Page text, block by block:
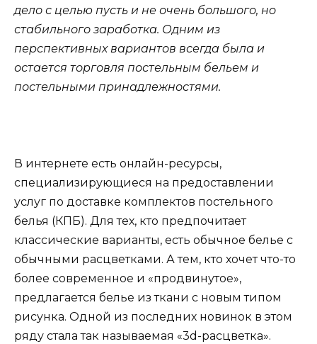
дело с целью пусть и не очень большого, но
стабильного заработка. Одним из
перспективных вариантов всегда была и
остается торговля постельным бельем и
постельными принадлежностями.
В интернете есть онлайн-ресурсы,
специализирующиеся на предоставлении
услуг по доставке комплектов постельного
белья (КПБ). Для тех, кто предпочитает
классические варианты, есть обычное белье с
обычными расцветками. А тем, кто хочет что-то
более современное и «продвинутое»,
предлагается белье из ткани с новым типом
рисунка. Одной из последних новинок в этом
ряду стала так называемая «3d-расцветка».